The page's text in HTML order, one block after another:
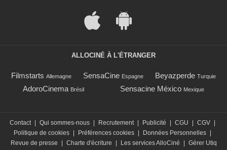
ALLOCINÉ À L'ÉTRANGER
Filmstarts Allemagne SensaCine Espagne Beyazperde Turquie
AdoroCinema Brésil Sensacine México Mexique
Contact | Qui sommes-nous | Recrutement | Publicité | CGU | CGV |
Politique de cookies | Préférences cookies | Données Personnelles |
Revue de presse
| Charte d'écriture | Les services AlloCiné | Gérer Utiq